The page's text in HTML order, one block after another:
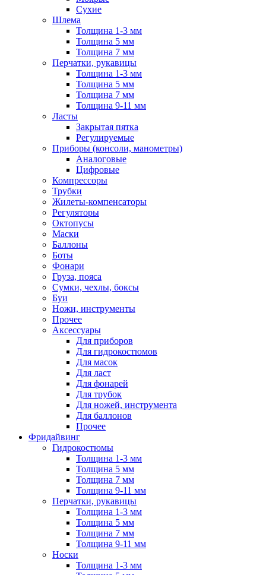
Сухие
Шлема
Толщина 1-3 мм
Толщина 5 мм
Толщина 7 мм
Перчатки, рукавицы
Толщина 1-3 мм
Толщина 5 мм
Толщина 7 мм
Толщина 9-11 мм
Ласты
Закрытая пятка
Регулируемые
Приборы (консоли, манометры)
Аналоговые
Цифровые
Компрессоры
Трубки
Жилеты-компенсаторы
Регуляторы
Октопусы
Маски
Баллоны
Боты
Фонари
Груза, пояса
Сумки, чехлы, боксы
Буи
Ножи, инструменты
Прочее
Аксессуары
Для приборов
Для гидрокостюмов
Для масок
Для ласт
Для фонарей
Для трубок
Для ножей, инструмента
Для баллонов
Прочее
Фридайвинг
Гидрокостюмы
Толщина 1-3 мм
Толщина 5 мм
Толщина 7 мм
Толщина 9-11 мм
Перчатки, рукавицы
Толщина 1-3 мм
Толщина 5 мм
Толщина 7 мм
Толщина 9-11 мм
Носки
Толщина 1-3 мм